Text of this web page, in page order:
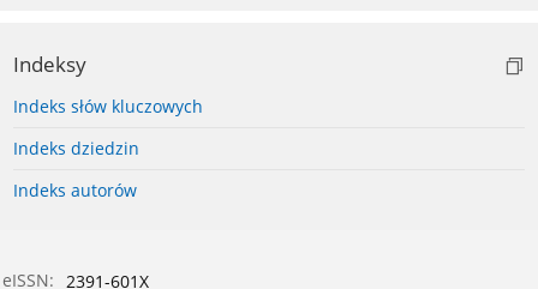
Indeksy
Indeks słów kluczowych
Indeks dziedzin
Indeks autorów
eISSN: 2391-601X